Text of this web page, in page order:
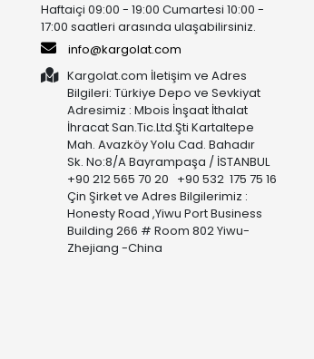
Haftaiçi 09:00 - 19:00 Cumartesi 10:00 -
17:00 saatleri arasında ulaşabilirsiniz.
info@kargolat.com
Kargolat.com İletişim ve Adres
Bilgileri: Türkiye Depo ve Sevkiyat
Adresimiz : Mbois İnşaat İthalat
İhracat San.Tic.Ltd.Şti Kartaltepe
Mah. Avazköy Yolu Cad. Bahadır
Sk. No:8/A Bayrampaşa / İSTANBUL
+90 212 565 70 20 +90 532 175 75 16
Çin Şirket ve Adres Bilgilerimiz :
Honesty Road ,Yiwu Port Business
Building 266 # Room 802 Yiwu-
Zhejiang -China